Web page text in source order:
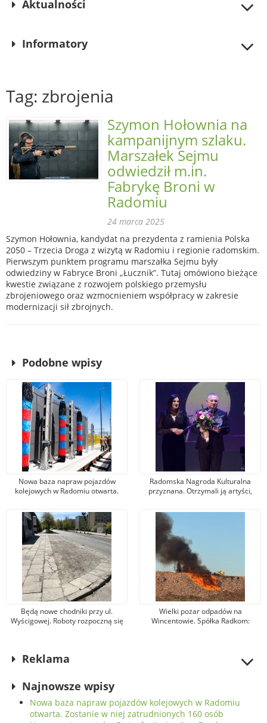
Aktualności
Informatory
Tag: zbrojenia
Szymon Hołownia na
kampanijnym szlaku.
Marszałek Sejmu
odwiedził m.in.
Fabrykę Broni w
Radomiu
24 marca 2025
Szymon Hołownia, kandydat na prezydenta z ramienia Polska
2050 – Trzecia Droga z wizytą w Radomiu i regionie radomskim.
Pierwszym punktem programu marszałka Sejmu były
odwiedziny w Fabryce Broni „Łucznik”. Tutaj omówiono bieżące
kwestie związane z rozwojem polskiego przemysłu
zbrojeniowego oraz wzmocnieniem współpracy w zakresie
modernizacji sił zbrojnych.
Podobne wpisy
Nowa baza napraw pojazdów
kolejowych w Radomiu otwarta.
osób
Radomska Nagroda Kulturalna
przyznana. Otrzymali ją artyści,
organizatorzy wydarzeń
Będą nowe chodniki przy ul.
Wyścigowej. Roboty rozpoczną się
Wielki pożar odpadów na
Wincentowie. Spółka Radkom:
Reklama
Najnowsze wpisy
Nowa baza napraw pojazdów kolejowych w Radomiu
otwarta. Zostanie w niej zatrudnionych 160 osób